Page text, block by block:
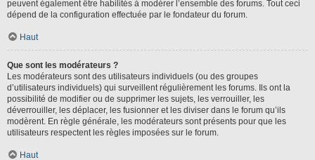
peuvent également être habilités à modérer l’ensemble des forums. Tout ceci
dépend de la configuration effectuée par le fondateur du forum.
Haut
Que sont les modérateurs ?
Les modérateurs sont des utilisateurs individuels (ou des groupes
d’utilisateurs individuels) qui surveillent régulièrement les forums. Ils ont la
possibilité de modifier ou de supprimer les sujets, les verrouiller, les
déverrouiller, les déplacer, les fusionner et les diviser dans le forum qu’ils
modèrent. En règle générale, les modérateurs sont présents pour que les
utilisateurs respectent les règles imposées sur le forum.
Haut